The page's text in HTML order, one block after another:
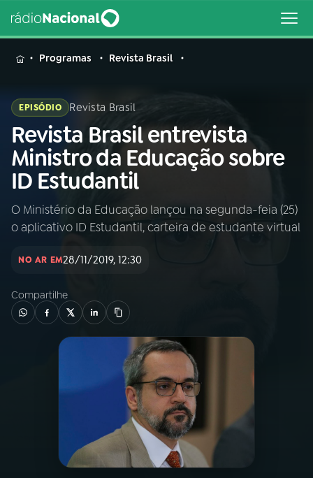
MENU
Buscar
na
Rádio
Nacional
Buscar
AO VIVO
INÍCIO
02A RÁDIO
PROGRAMAÇÃO
PROGRAMAS
PODCASTS
Programas Revista Brasil
EPISÓDIO Revista Brasil
Revista Brasil entrevista
Ministro da Educação sobre
ID Estudantil
O Ministério da Educação lançou na segunda-feia (25)
o aplicativo ID Estudantil, carteira de estudante virtual
NO AR EM28/11/2019, 12:30
Compartilhe